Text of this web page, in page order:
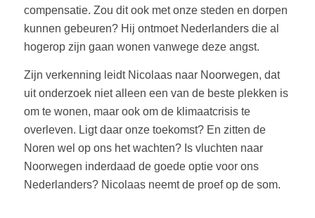
compensatie. Zou dit ook met onze steden en dorpen
kunnen gebeuren? Hij ontmoet Nederlanders die al
hogerop zijn gaan wonen vanwege deze angst.
Zijn verkenning leidt Nicolaas naar Noorwegen, dat
uit onderzoek niet alleen een van de beste plekken is
om te wonen, maar ook om de klimaatcrisis te
overleven. Ligt daar onze toekomst? En zitten de
Noren wel op ons het wachten? Is vluchten naar
Noorwegen inderdaad de goede optie voor ons
Nederlanders? Nicolaas neemt de proef op de som.